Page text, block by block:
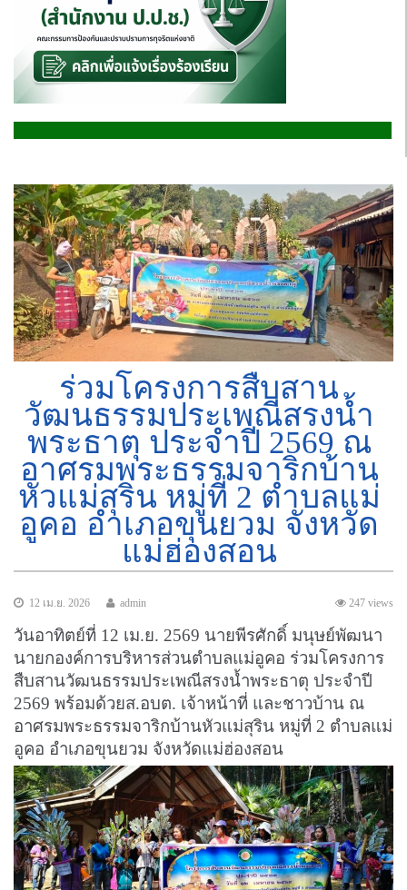
ร่วมโครงการสืบสาน
วัฒนธรรมประเพณีสรงน้ำ
พระธาตุ ประจำปี 2569 ณ
อาศรมพระธรรมจาริกบ้าน
หัวแม่สุริน หมู่ที่ 2 ตำบลแม่
อูคอ อำเภอขุนยวม จังหวัด
แม่ฮ่องสอน
12 เม.ย. 2026 247 views
admin
วันอาทิตย์ที่ 12 เม.ย. 2569 นายพีรศักดิ์ มนุษย์พัฒนา
นายกองค์การบริหารส่วนตำบลแม่อูคอ ร่วมโครงการ
สืบสานวัฒนธรรมประเพณีสรงน้ำพระธาตุ ประจำปี
2569 พร้อมด้วยส.อบต. เจ้าหน้าที่ และชาวบ้าน ณ
อาศรมพระธรรมจาริกบ้านหัวแม่สุริน หมู่ที่ 2 ตำบลแม่
อูคอ อำเภอขุนยวม จังหวัดแม่ฮ่องสอน